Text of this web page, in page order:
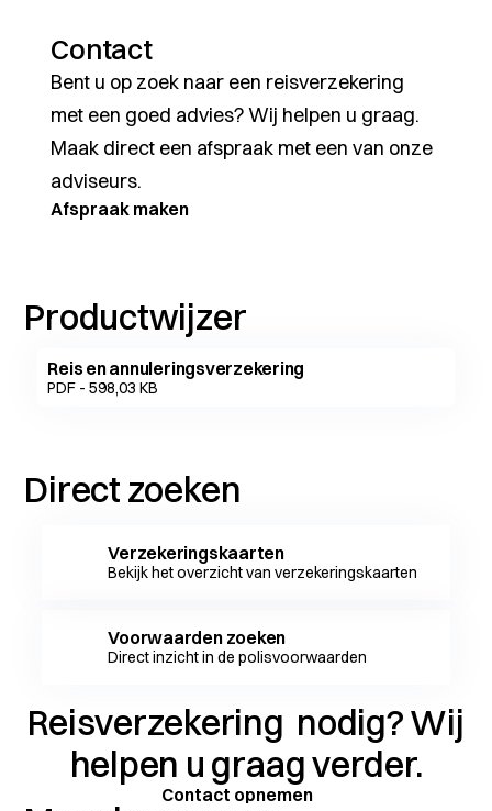
Contact
Bent u op zoek naar een reisverzekering
met een goed advies? Wij helpen u graag.
Maak direct een afspraak met een van onze
adviseurs.
Afspraak maken
Productwijzer
Reis en annuleringsverzekering
PDF - 598,03 KB
Direct zoeken
Verzekeringskaarten
Bekijk het overzicht van verzekeringskaarten
Voorwaarden zoeken
Direct inzicht in de polisvoorwaarden
Reisverzekering nodig? Wij
helpen u graag verder.
Contact opnemen